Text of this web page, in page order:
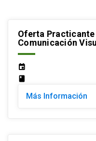
Oferta Practicante
Comunicación
event
class
Más Información